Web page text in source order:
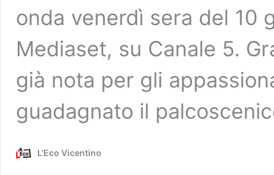
onda venerdì sera del 10
Mediaset, su Canale 5.
già nota per gli
guadagnato il
L'Eco Vicentino